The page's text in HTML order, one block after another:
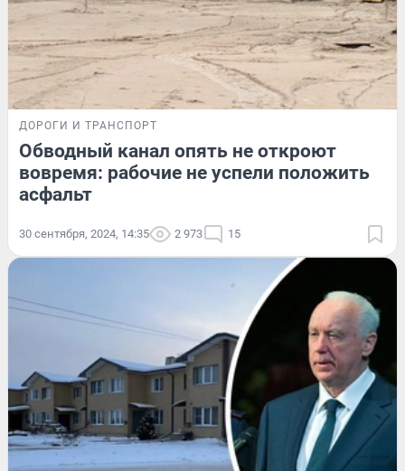
ДОРОГИ И ТРАНСПОРТ
Обводный канал опять не откроют
вовремя: рабочие не успели положить
асфальт
30 сентября, 2024, 14:35 2 973 15